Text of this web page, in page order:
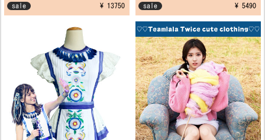
sale ¥ 13750 sale ¥ 5490